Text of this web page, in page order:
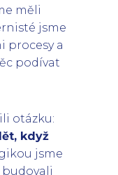
měli
jsme
procesy a
podívat
otázku:
když
jsme